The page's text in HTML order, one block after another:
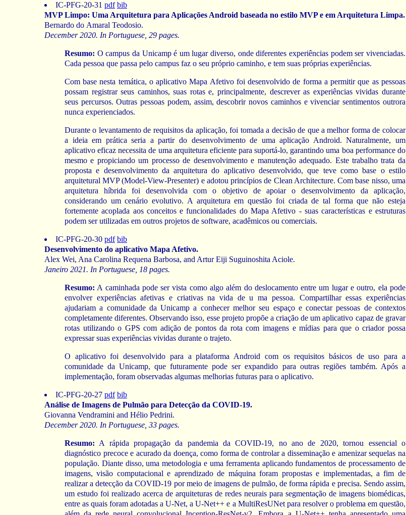
IC-PFG-20-31 pdf bib
MVP Limpo: Uma Arquitetura para Aplicações Android baseada no estilo MVP e em Arquitetura Limpa.
Bernardo do Amaral Teodosio.
December 2020. In Portuguese, 29 pages.
Resumo: O campus da Unicamp é um lugar diverso, onde diferentes experiências podem ser vivenciadas.
Cada pessoa que passa pelo campus faz o seu próprio caminho, e tem suas próprias experiências.
Com base nesta temática, o aplicativo Mapa Afetivo foi desenvolvido de forma a permitir que as pessoas
possam registrar seus caminhos, suas rotas e, principalmente, descrever as experiências vividas durante
seus percursos. Outras pessoas podem, assim, descobrir novos caminhos e vivenciar sentimentos outrora
nunca experienciados.
Durante o levantamento de requisitos da aplicação, foi tomada a decisão de que a melhor forma de colocar
a ideia em prática seria a partir do desenvolvimento de uma aplicação Android. Naturalmente, um
aplicativo eficaz necessita de uma arquitetura eficiente para suportá-lo, garantindo uma boa performance do
mesmo e propiciando um processo de desenvolvimento e manutenção adequado. Este trabalho trata da
proposta e desenvolvimento da arquitetura do aplicativo desenvolvido, que teve como base o estilo
arquitetural MVP (Model-View-Presenter) e adotou princípios de Clean Architecture. Com base nisso, uma
arquitetura híbrida foi desenvolvida com o objetivo de apoiar o desenvolvimento da aplicação,
considerando um cenário evolutivo. A arquitetura em questão foi criada de tal forma que não esteja
fortemente acoplada aos conceitos e funcionalidades do Mapa Afetivo - suas características e estruturas
podem ser utilizadas em outros projetos de software, acadêmicos ou comerciais.
IC-PFG-20-30 pdf bib
Desenvolvimento do aplicativo Mapa Afetivo.
Alex Wei, Ana Carolina Requena Barbosa, and Artur Eiji Suguinoshita Aciole.
Janeiro 2021. In Portuguese, 18 pages.
Resumo: A caminhada pode ser vista como algo além do deslocamento entre um lugar e outro, ela pode
envolver experiências afetivas e criativas na vida de u ma pessoa. Compartilhar essas experiências
ajudariam a comunidade da Unicamp a conhecer melhor seu espaço e conectar pessoas de contextos
completamente diferentes. Observando isso, esse projeto propõe a criação de um aplicativo capaz de gravar
rotas utilizando o GPS com adição de pontos da rota com imagens e mídias para que o criador possa
expressar suas experiências vividas durante o trajeto.
O aplicativo foi desenvolvido para a plataforma Android com os requisitos básicos de uso para a
comunidade da Unicamp, que futuramente pode ser expandido para outras regiões também. Após a
implementação, foram observadas algumas melhorias futuras para o aplicativo.
IC-PFG-20-27 pdf bib
Análise de Imagens de Pulmão para Detecção da COVID-19.
Giovanna Vendramini and Hélio Pedrini.
December 2020. In Portuguese, 33 pages.
Resumo: A rápida propagação da pandemia da COVID-19, no ano de 2020, tornou essencial o
diagnóstico precoce e acurado da doença, como forma de controlar a disseminação e amenizar sequelas na
população. Diante disso, uma metodologia e uma ferramenta aplicando fundamentos de processamento de
imagens, visão computacional e aprendizado de máquina foram propostas e implementadas, a fim de
realizar a detecção da COVID-19 por meio de imagens de pulmão, de forma rápida e precisa. Sendo assim,
um estudo foi realizado acerca de arquiteturas de redes neurais para segmentação de imagens biomédicas,
entre as quais foram adotadas a U-Net, a U-Net++ e a MultiResUNet para resolver o problema em questão,